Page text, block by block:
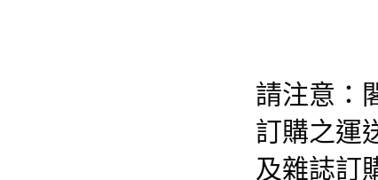
請注意：
訂購之運
及雜誌訂